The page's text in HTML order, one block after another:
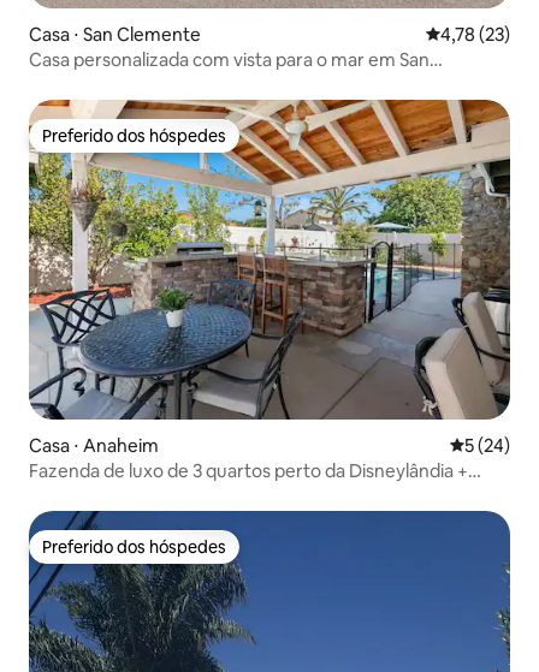
Casa ⋅ San Clemente 4,78 de uma
4,78 (23)
Casa personalizada com vista para o mar em San
Preferido dos hóspedes
Preferido dos hóspedes
Casa ⋅ Anaheim 5 de uma
5 (24)
Fazenda de luxo de 3 quartos perto da Disneylândia +
Preferido dos hóspedes
Preferido dos hóspedes